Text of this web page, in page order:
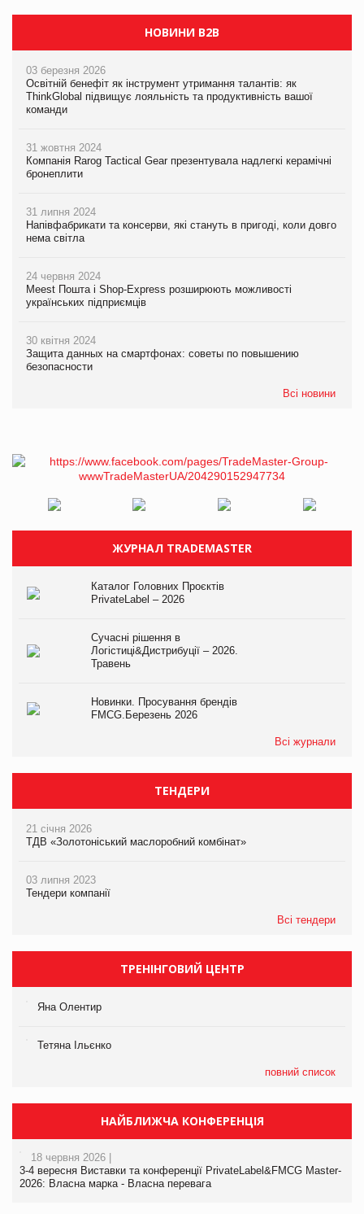
НОВИНИ B2B
03 березня 2026
Освітній бенефіт як інструмент утримання талантів: як
ThinkGlobal підвищує лояльність та продуктивність вашої
команди
31 жовтня 2024
Компанія Rarog Tactical Gear презентувала надлегкі керамічні
бронеплити
31 липня 2024
Напівфабрикати та консерви, які стануть в пригоді, коли довго
нема світла
24 червня 2024
Meest Пошта і Shop-Express розширюють можливості
українських підприємців
30 квітня 2024
Защита данных на смартфонах: советы по повышению
безопасности
Всі новини
ЖУРНАЛ TRADEMASTER
Каталог Головних Проєктів
PrivateLabel – 2026
Сучасні рішення в
Логістиці&Дистрибуції – 2026.
Травень
Новинки. Просування брендів
FMCG.Березень 2026
Всі журнали
ТЕНДЕРИ
21 січня 2026
ТДВ «Золотоніський маслоробний комбінат»
03 липня 2023
Тендери компанії
Всі тендери
ТРЕНІНГОВИЙ ЦЕНТР
Яна Олентир
Тетяна Ільєнко
повний список
НАЙБЛИЖЧА КОНФЕРЕНЦІЯ
18 червня 2026 |
3-4 вересня Виставки та конференції PrivateLabel&FMCG Master-
2026: Власна марка - Власна перевага